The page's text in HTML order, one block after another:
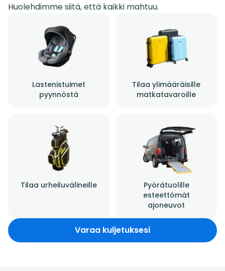
Huolehdimme siitä, että kaikki mahtuu.
Lastenistuimet
pyynnöstä
Tilaa ylimääräisille
matkatavaroille
Tilaa urheiluvälineille
Pyörätuolille
esteettömät
ajoneuvot
Varaa kuljetuksesi